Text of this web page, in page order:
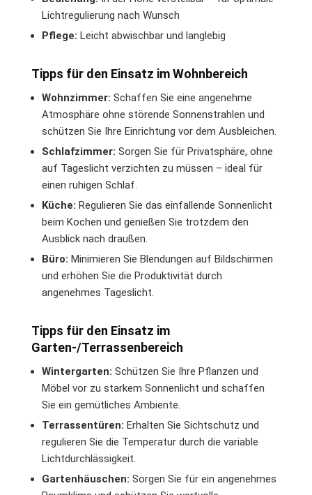
Lichtregulierung nach Wunsch
Pflege: Leicht abwischbar und langlebig
Tipps für den Einsatz im Wohnbereich
Wohnzimmer: Schaffen Sie eine angenehme
Atmosphäre ohne störende Sonnenstrahlen und
schützen Sie Ihre Einrichtung vor dem Ausbleichen.
Schlafzimmer: Sorgen Sie für Privatsphäre, ohne
auf Tageslicht verzichten zu müssen – ideal für
einen ruhigen Schlaf.
Küche: Regulieren Sie das einfallende Sonnenlicht
beim Kochen und genießen Sie trotzdem den
Ausblick nach draußen.
Büro: Minimieren Sie Blendungen auf Bildschirmen
und erhöhen Sie die Produktivität durch
angenehmes Tageslicht.
Tipps für den Einsatz im
Garten-/Terrassenbereich
Wintergarten: Schützen Sie Ihre Pflanzen und
Möbel vor zu starkem Sonnenlicht und schaffen
Sie ein gemütliches Ambiente.
Terrassentüren: Erhalten Sie Sichtschutz und
regulieren Sie die Temperatur durch die variable
Lichtdurchlässigkeit.
Gartenhäuschen: Sorgen Sie für ein angenehmes